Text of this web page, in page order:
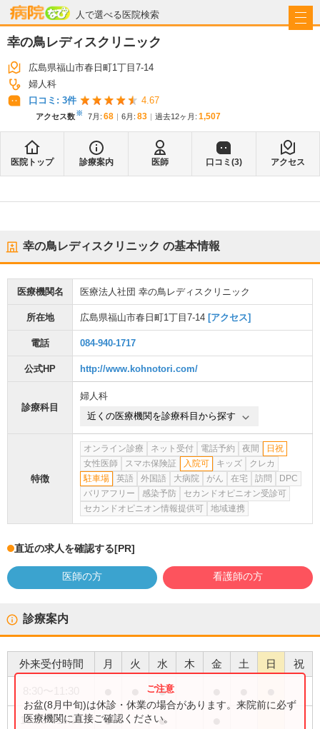
人で選べる医院検索
病院なび
幸の鳥レディスクリニック
広島県福山市春日町1丁目7-14
婦人科
口コミ: 3件 4.67
アクセス数※ 7月 : 68 6月 : 83 過去12ヶ月: 1,507
医院トップ 診療案内 医師 口コミ(3) アクセス
幸の鳥レディスクリニック の基本情報
医療機関名 医療法人社団 幸の鳥レディスクリニック
所在地 広島県福山市春日町1丁目7-14 [アクセス]
電話 084-940-1717
公式HP http://www.kohnotori.com/
診療科目
婦人科
近くの医療機関を診療科目から探す
特徴
オンライン診療 ネット受付 電話予約 夜間
日祝
女性医師
スマホ保険証 入院可 キッズ
クレカ
駐車場
英語 外国語 大病院 がん 在宅 訪問
DPC
バリアフリー
感染予防
セカンドオピニオン受診可
セカンドオピニオン情報提供可
地域連携
直近の求人を確認する[PR]
医師の方 看護師の方
診療案内
外来受付時間 月 火 水 木 金 土 日 祝
●
16:00〜16:30 ● ●
お盆(8月中旬)は休診・休業の場合があります。来院前に必ず
医療機関に直接ご確認ください。